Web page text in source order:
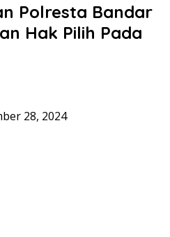
Polresta Bandar
Hak Pilih Pada
28, 2024